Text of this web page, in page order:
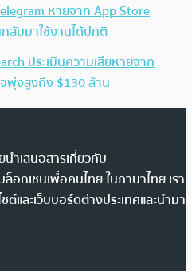
หายจาก App Store
ลับมาใช้งานได้ปกติ
ประเมินความเสียหายจาก
พุ่งสูงถึง $130 ล้าน
ำเสนอสารเกี่ยวกับ
อกเชนเพื่อคนไทย ในภาษาไทย เรา
และเว็บบอร์ดต่างประเทศและนำมา